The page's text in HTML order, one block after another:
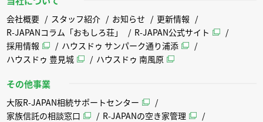
会社概要 スタッフ紹介 お知らせ
更新情報
R-JAPANコラム「おもしろ荘」
R-JAPAN公式サイト
採用情報
ハウスドゥ サンパーク通り浦添
ハウスドゥ 豊見城
ハウスドゥ 南風原
その他事業
大阪R-JAPAN相続サポートセンター
家族信託の相談窓口
R-JAPANの空き家管理